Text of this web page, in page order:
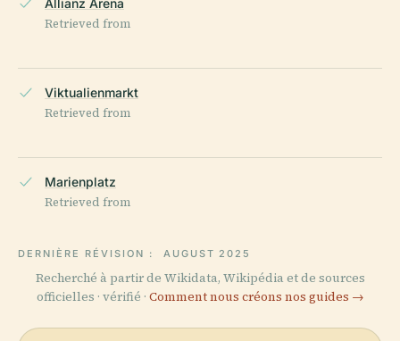
Allianz Arena
Retrieved from
Viktualienmarkt
Retrieved from
Marienplatz
Retrieved from
DERNIÈRE RÉVISION : AUGUST 2025
Recherché à partir de Wikidata, Wikipédia et de sources
officielles · vérifié · Comment nous créons nos guides →